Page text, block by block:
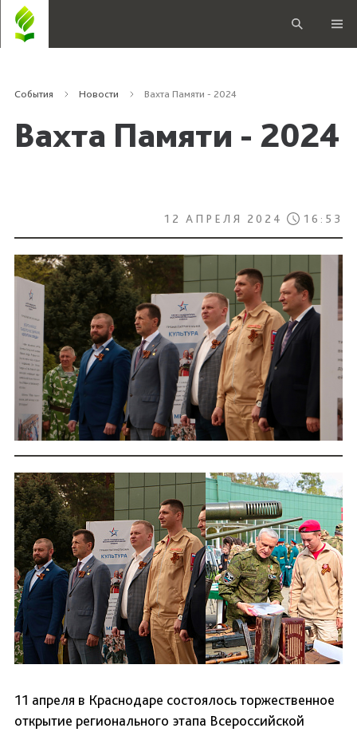
События Новости Вахта Памяти - 2024
Вахта Памяти - 2024
12 АПРЕЛЯ 2024 16:53
11 апреля в Краснодаре состоялось торжественное
открытие регионального этапа Всероссийской